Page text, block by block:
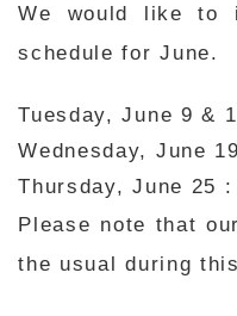
We would like to
schedule for June.
Tuesday, June 9 &
Wednesday, June
Thursday, June 25 :
Please note that
the usual during